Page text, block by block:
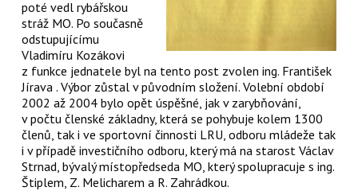
poté vedl rybářskou
stráž MO. Po současně
odstupujícímu
Vladimíru Kozákovi
z funkce jednatele byl na tento post zvolen ing. František
Jírava . Výbor zůstal v původním složení. Volební období
2002 až 2004 bylo opět úspěšné, jak v zarybňování,
v počtu členské základny, která se pohybuje kolem 1300
členů, tak i ve sportovní činnosti LRU, odboru mládeže tak
i v případě investičního odboru, který má na starost Václav
Strnad, bývalý místopředseda MO, který spolupracuje s ing.
Štiplem, Z. Melicharem a R. Zahrádkou.